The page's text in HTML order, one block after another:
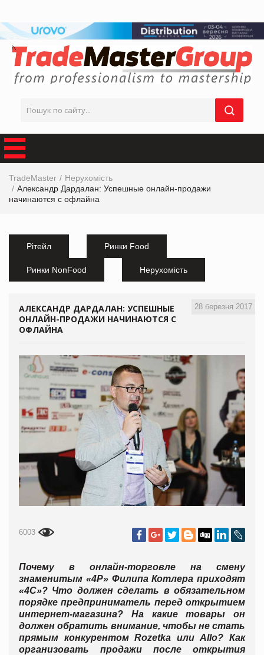
TradeMaster
Нерухомість
Александр Дардалан: Успешные онлайн-продажи
начинаются с офлайна
Рітейл Ринки Food
Ринки NonFood Нерухомість
28 березня 2017
АЛЕКСАНДР ДАРДАЛАН: УСПЕШНЫЕ
ОНЛАЙН-ПРОДАЖИ НАЧИНАЮТСЯ С
ОФЛАЙНА
6003
Почему в онлайн-торговле на смену
знаменитым «4Р»Филипа Котлера приходят
«4С»? Что должен сделать в обязательном
порядке предприниматель перед открытием
интернет-магазина? На какие товары он
должен обратить внимание, чтобы не стать
прямым конкурентомRozetka илиAllo? Как
организовать продажи после открытия